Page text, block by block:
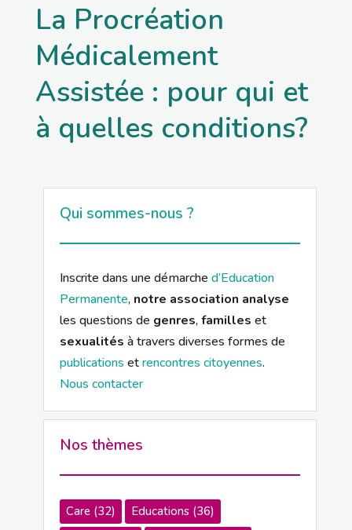
La Procréation
Médicalement
Assistée : pour qui et
à quelles conditions?
Qui sommes-nous ?
Inscrite dans une démarche d’Education
Permanente, notre association analyse
les questions de genres,familles et
sexualités à travers diverses formes de
publications etrencontres citoyennes.
Nous contacter
Nos thèmes
Care(32) Educations(36)